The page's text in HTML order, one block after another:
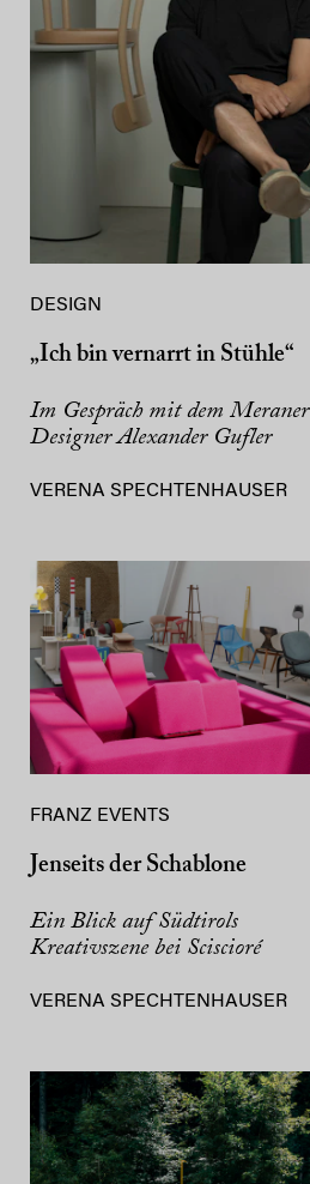
DESIGN
„Ich bin vernarrt in Stühle“
Im Gespräch mit dem Meraner
Designer Alexander Gufler
VERENA SPECHTENHAUSER
FRANZ EVENTS
Jenseits der Schablone
Ein Blick auf Südtirols
Kreativszene bei Sciscioré
VERENA SPECHTENHAUSER